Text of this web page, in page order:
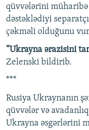
qüvvələrini müharibə
dəstəklədiyi
çəkməli olduğunu
“Ukrayna ərazisini
Zelenski bildirib.
***
Rusiya Ukraynanın
qüvvələr və
Ukrayna əsgərlərini